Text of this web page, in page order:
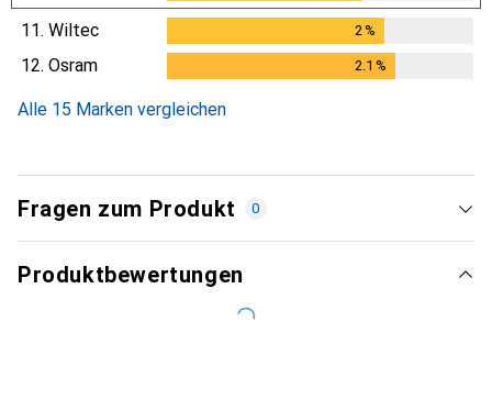
11. Wiltec 2%
12. Osram 2.1 %
Alle 15 Marken vergleichen
Fragen zum Produkt 0
Produktbewertungen